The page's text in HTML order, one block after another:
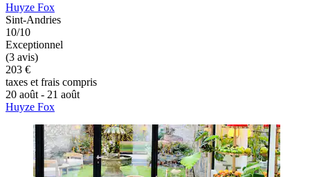
Huyze Fox
Sint-Andries
10/10
Exceptionnel
(3 avis)
203 €
taxes et frais compris
20 août - 21 août
Huyze Fox